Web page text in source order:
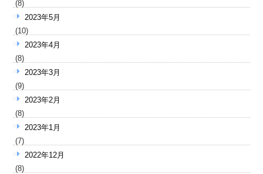
(8)
2023年5月
(10)
2023年4月
(8)
2023年3月
(9)
2023年2月
(8)
2023年1月
(7)
2022年12月
(8)